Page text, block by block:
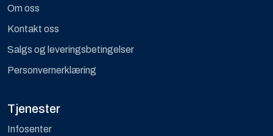
Om oss
Kontakt oss
Salgs og leveringsbetingelser
Personvernerklæring
Tjenester
Infosenter